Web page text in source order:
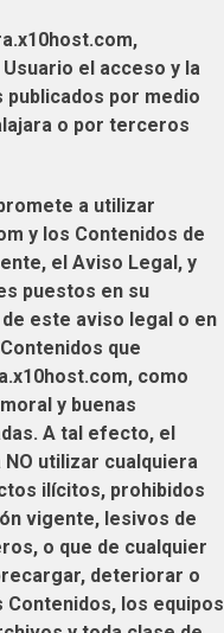
,
Usuario el acceso y la
por medio
o por terceros
a utilizar
y los Contenidos de
el Aviso Legal, y
puestos en su
este aviso legal o en
que
, como
y buenas
A tal efecto, el
utilizar cualquiera
ilícitos, prohibidos
vigente, lesivos de
o que de cualquier
deteriorar o
los equipos